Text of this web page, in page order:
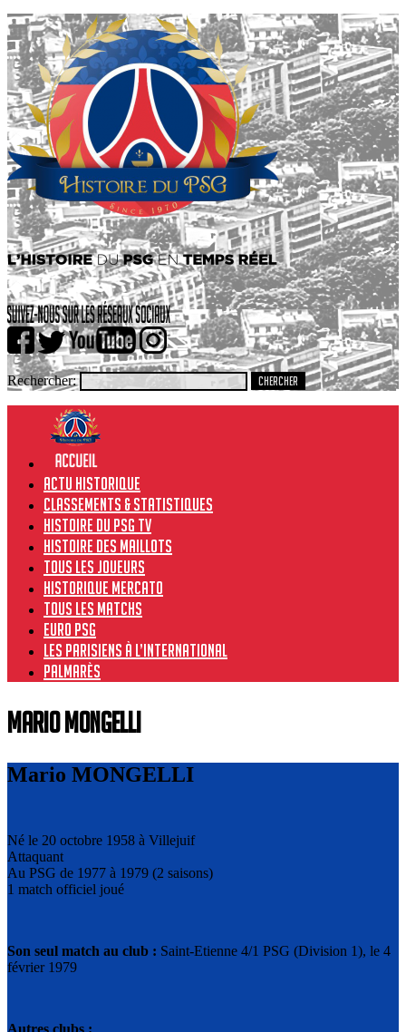
Rechercher:
Actu historique
Classements & Statistiques
Histoire du PSG TV
Histoire des maillots
Tous les joueurs
Historique Mercato
Tous les matchs
Euro PSG
Les Parisiens à l’international
Palmarès
Mario MONGELLI
Mario MONGELLI
Né le 20 octobre 1958 à Villejuif
Attaquant
Au PSG de 1977 à 1979 (2 saisons)
1 match officiel joué
Son seul match au club : Saint-Etienne 4/1 PSG (Division 1), le 4
février 1979
Autres clubs :